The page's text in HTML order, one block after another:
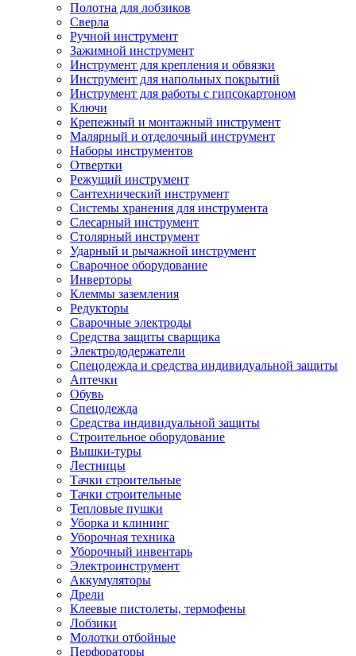
Полотна для лобзиков
Сверла
Ручной инструмент
Зажимной инструмент
Инструмент для крепления и обвязки
Инструмент для напольных покрытий
Инструмент для работы с гипсокартоном
Ключи
Крепежный и монтажный инструмент
Малярный и отделочный инструмент
Наборы инструментов
Отвертки
Режущий инструмент
Сантехнический инструмент
Системы хранения для инструмента
Слесарный инструмент
Столярный инструмент
Ударный и рычажной инструмент
Сварочное оборудование
Инверторы
Клеммы заземления
Редукторы
Сварочные электроды
Средства защиты сварщика
Электрододержатели
Спецодежда и средства индивидуальной защиты
Аптечки
Обувь
Спецодежда
Средства индивидуальной защиты
Строительное оборудование
Вышки-туры
Лестницы
Тачки строительные
Тачки строительные
Тепловые пушки
Уборка и клининг
Уборочная техника
Уборочный инвентарь
Электроинструмент
Аккумуляторы
Дрели
Клеевые пистолеты, термофены
Лобзики
Молотки отбойные
Перфораторы